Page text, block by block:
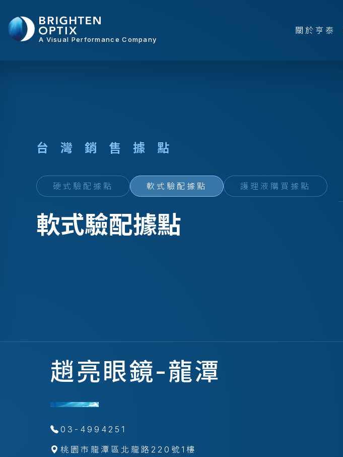
A Visual Performance Company
關於亨泰
台 灣 銷 售 據 點
硬式驗配據點 軟式驗配據點 護理液購買據點
軟式驗配據點
趙亮眼鏡-龍潭
03-4994251
桃園市龍潭區北龍路220號1樓